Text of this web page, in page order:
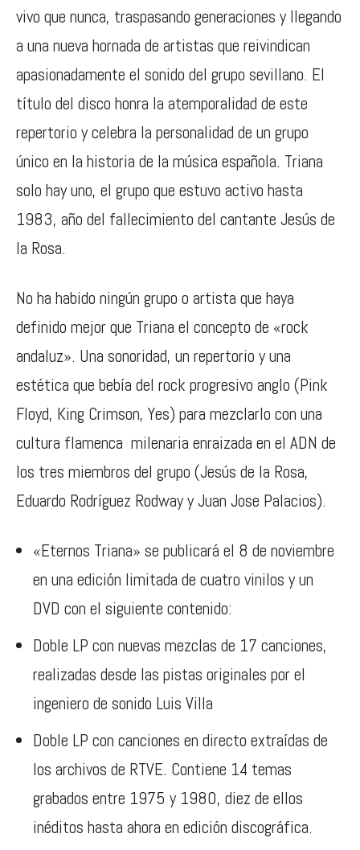
vivo que nunca, traspasando generaciones y llegando
a una nueva hornada de artistas que reivindican
apasionadamente el sonido del grupo sevillano. El
título del disco honra la atemporalidad de este
repertorio y celebra la personalidad de un grupo
único en la historia de la música española. Triana
solo hay uno, el grupo que estuvo activo hasta
1983, año del fallecimiento del cantante Jesús de
la Rosa.
No ha habido ningún grupo o artista que haya
definido mejor que Triana el concepto de «rock
andaluz». Una sonoridad, un repertorio y una
estética que bebía del rock progresivo anglo (Pink
Floyd, King Crimson, Yes) para mezclarlo con una
cultura flamenca milenaria enraizada en el ADN de
los tres miembros del grupo (Jesús de la Rosa,
Eduardo Rodríguez Rodway y Juan Jose Palacios).
«Eternos Triana» se publicará el 8 de noviembre
en una edición limitada de cuatro vinilos y un
DVD con el siguiente contenido:
Doble LP con nuevas mezclas de 17 canciones,
realizadas desde las pistas originales por el
ingeniero de sonido Luis Villa
Doble LP con canciones en directo extraídas de
los archivos de RTVE. Contiene 14 temas
grabados entre 1975 y 1980, diez de ellos
inéditos hasta ahora en edición discográfica.